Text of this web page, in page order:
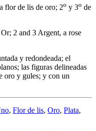
flor de lis de oro; 2o y 3o de
2 and 3 Argent, a rose
y redondeada; el
las figuras delineadas
oro y gules; y con un
, Flor de lis, Oro, Plata,